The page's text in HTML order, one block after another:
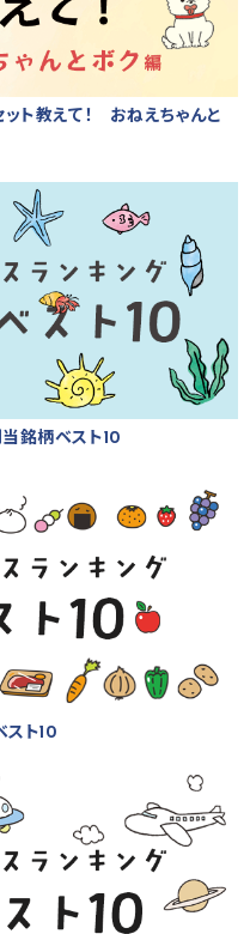
ト教えて！ おねえちゃんと
銘柄ベスト10
ト10